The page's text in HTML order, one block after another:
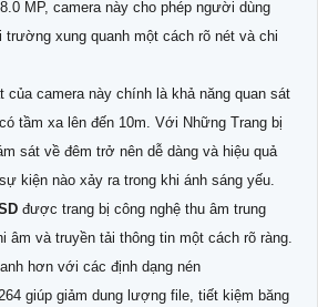
MP, camera này cho phép người dùng
trường xung quanh một cách rõ nét và chi
của camera này chính là khả năng quan sát
tầm xa lên đến 10m. Với Những Trang bị
sát về đêm trở nên dễ dàng và hiệu quả
kiện nào xảy ra trong khi ánh sáng yếu.
được trang bị công nghệ thu âm trung
âm và truyền tải thông tin một cách rõ ràng.
hơn với các định dạng nén
giúp giảm dung lượng file, tiết kiệm băng